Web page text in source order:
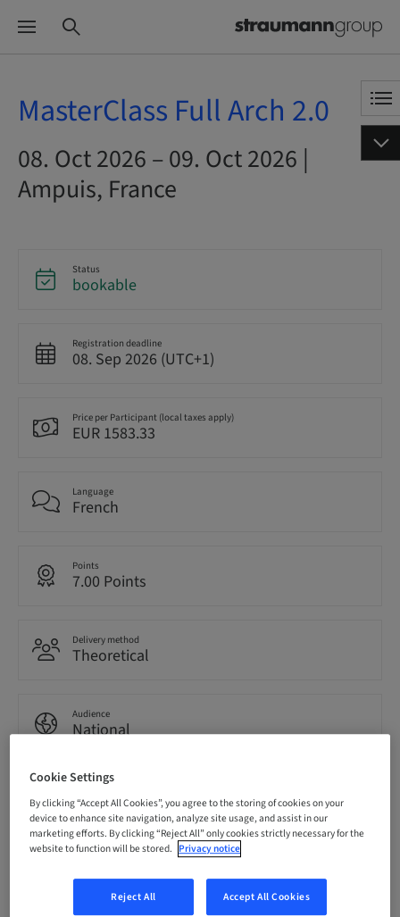
MasterClass Full Arch 2.0
08. Oct 2026 – 09. Oct 2026 |
Ampuis, France
Status
bookable
Registration deadline
08. Sep 2026 (UTC+1)
Price per Participant (local taxes apply)
EUR 1583.33
Language
French
Points
7.00 Points
Delivery method
Theoretical
Audience
National
Course no.
Enjoy_Clinic_MasterC_Full_A_26
8 available
Cookie Settings
By clicking “Accept All Cookies”, you agree to the storing of cookies on your
device to enhance site navigation, analyze site usage, and assist in our
marketing efforts. By clicking “Reject All” only cookies strictly necessary for the
website to function will be stored. Privacy notice
Reject All Accept All Cookies